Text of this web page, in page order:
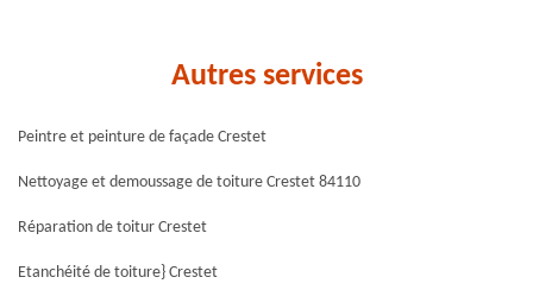
Autres services
Peintre et peinture de façade Crestet
Nettoyage et demoussage de toiture Crestet 84110
Réparation de toitur Crestet
Etanchéité de toiture} Crestet